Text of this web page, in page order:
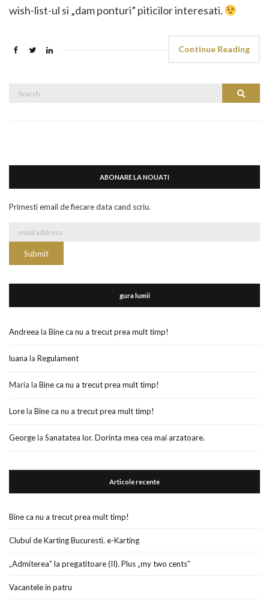
wish-list-ul si „dam ponturi” piticilor interesati.
Continue Reading
Search
ABONARE LA NOUATI
Primesti email de fiecare data cand scriu.
gura lumii
Andreea la Bine ca nu a trecut prea mult timp!
luana la Regulament
Maria la Bine ca nu a trecut prea mult timp!
Lorela Bine ca nu a trecut prea mult timp!
Georgela Sanatatea lor. Dorinta mea cea mai arzatoare.
Articole recente
Bine ca nu a trecut prea mult timp!
Clubul de Karting Bucuresti. e-Karting
„Admiterea” la pregatitoare (II). Plus „my two cents”
Vacantele in patru